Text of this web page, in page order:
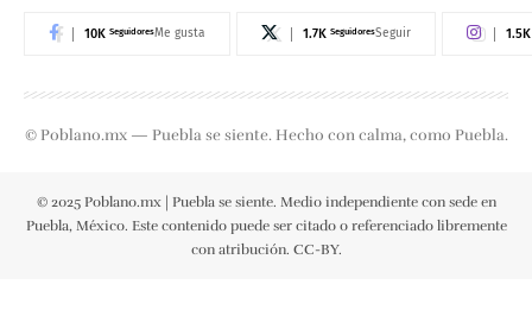
10K SeguidoresMe gusta 1.7K SeguidoresSeguir 1.5K
© Poblano.mx — Puebla se siente. Hecho con calma, como Puebla.
© 2025 Poblano.mx | Puebla se siente. Medio independiente con sede en
Puebla, México. Este contenido puede ser citado o referenciado libremente
con atribución. CC-BY.